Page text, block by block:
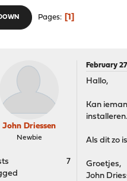
Pages 1
John Driessen
Newbie
7
February
Hallo,
Kan
Als dit zo
Groetjes,
John